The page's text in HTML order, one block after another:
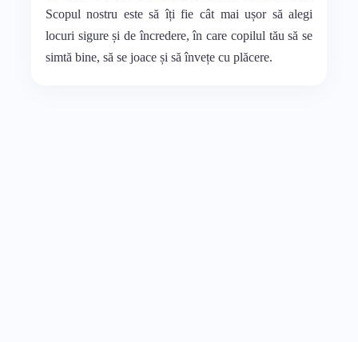
Scopul nostru este să îți fie cât mai ușor să alegi
locuri sigure și de încredere, în care copilul tău să se
simtă bine, să se joace și să învețe cu plăcere.